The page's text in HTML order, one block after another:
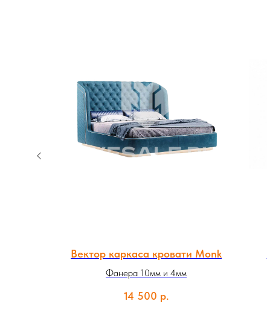
Вектор каркаса кровати Monk
Фанера 10мм и 4мм
14 500 р.